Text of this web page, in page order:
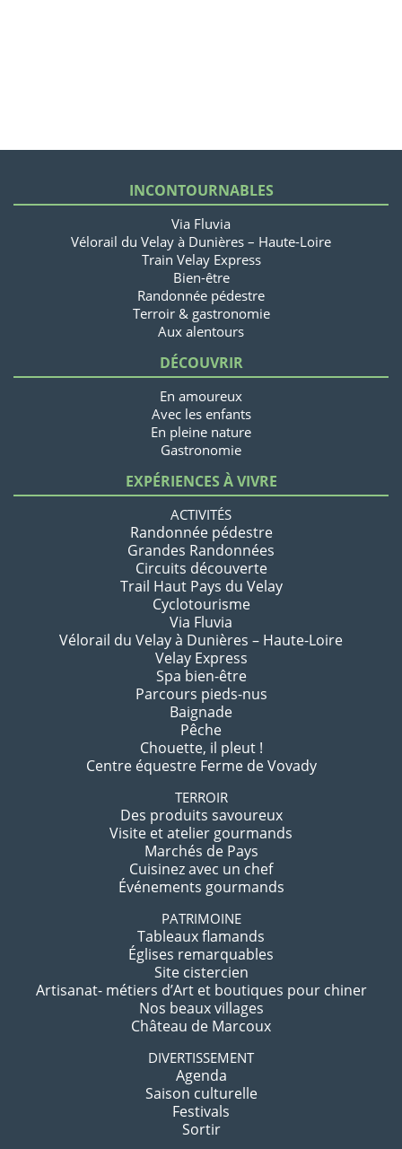
INCONTOURNABLES
Via Fluvia
Vélorail du Velay à Dunières – Haute-Loire
Train Velay Express
Bien-être
Randonnée pédestre
Terroir & gastronomie
Aux alentours
DÉCOUVRIR
En amoureux
Avec les enfants
En pleine nature
Gastronomie
EXPÉRIENCES À VIVRE
ACTIVITÉS
Randonnée pédestre
Grandes Randonnées
Circuits découverte
Trail Haut Pays du Velay
Cyclotourisme
Via Fluvia
Vélorail du Velay à Dunières – Haute-Loire
Velay Express
Spa bien-être
Parcours pieds-nus
Baignade
Pêche
Chouette, il pleut !
Centre équestre Ferme de Vovady
TERROIR
Des produits savoureux
Visite et atelier gourmands
Marchés de Pays
Cuisinez avec un chef
Événements gourmands
PATRIMOINE
Tableaux flamands
Églises remarquables
Site cistercien
Artisanat- métiers d’Art et boutiques pour chiner
Nos beaux villages
Château de Marcoux
DIVERTISSEMENT
Agenda
Saison culturelle
Festivals
Sortir